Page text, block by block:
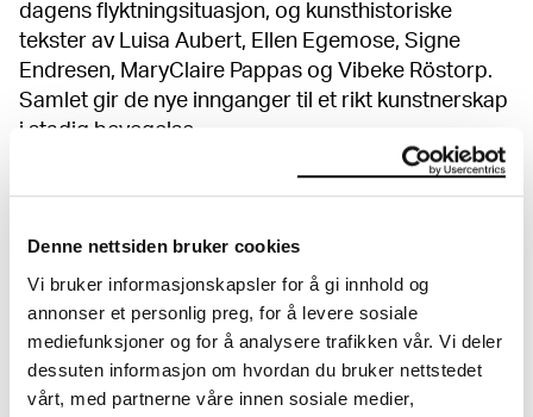
Denne nettsiden bruker cookies
Vi bruker informasjonskapsler for å gi innhold og
annonser et personlig preg, for å levere sosiale
mediefunksjoner og for å analysere trafikken vår. Vi deler
dessuten informasjon om hvordan du bruker nettstedet
vårt, med partnerne våre innen sosiale medier,
dagens flyktningsituasjon, og kunsthistoriske
tekster av Luisa Aubert, Ellen Egemose, Signe
Endresen, MaryClaire Pappas og Vibeke Röstorp.
Samlet gir de nye innganger til et rikt kunstnerskap
i stadig bevegelse.
painter and an impulsive individualist who used
bold colours and expressive brushstrokes. Not
least, he was a stylistic chameleon who enjoyed
great recognition in his time, but his frequent
changes of style have also made it difficult to place
him within art history. Since his death, he has